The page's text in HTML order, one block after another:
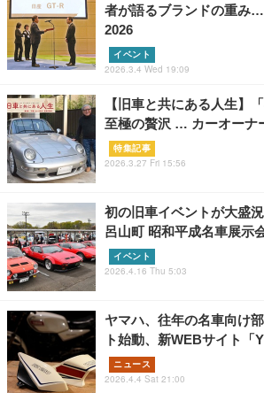
者が語るブランドの重み
2026
イベント
2026.3.4 Wed 19:09
【旧車と共にある人生】
至極の贅沢 … カーオーナ
特集記事
2026.3.27 Fri 15:56
初の旧車イベントが大盛
呂山町 昭和平成名車展示
イベント
2026.4.16 Thu 5:03
ヤマハ、往年の名車向け
ト始動、新WEBサイト「
ニュース
2026.4.4 Sat 21:00